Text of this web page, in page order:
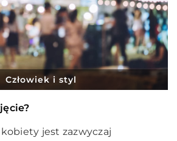
Człowiek i styl
jest zazwyczaj